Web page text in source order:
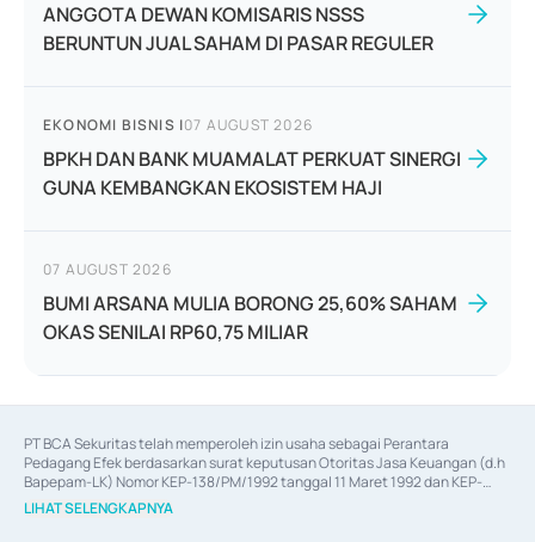
ANGGOTA DEWAN KOMISARIS NSSS
BERUNTUN JUAL SAHAM DI PASAR REGULER
EKONOMI BISNIS |07 AUGUST 2026
BPKH DAN BANK MUAMALAT PERKUAT SINERGI
GUNA KEMBANGKAN EKOSISTEM HAJI
07 AUGUST 2026
BUMI ARSANA MULIA BORONG 25,60% SAHAM
OKAS SENILAI RP60,75 MILIAR
PT BCA Sekuritas telah memperoleh izin usaha sebagai Perantara
Pedagang Efek berdasarkan surat keputusan Otoritas Jasa Keuangan (d.h
Bapepam-LK) Nomor KEP-138/PM/1992 tanggal 11 Maret 1992 dan KEP-
06/D.04/2014 tanggal 28 Februari 2014, izin usaha sebagai Penjamin Emisi
Efek berdasarkan surat keputusan Otoritas Jasa Keuangan Nomor KEP-
LIHAT SELENGKAPNYA